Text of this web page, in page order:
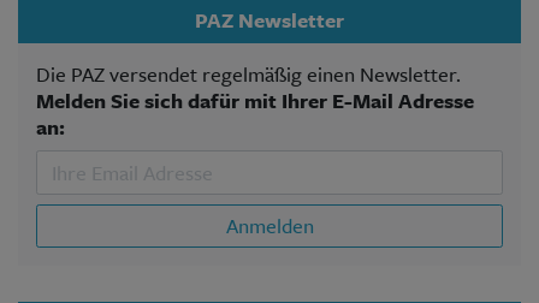
PAZ Newsletter
Die PAZ versendet regelmäßig einen Newsletter.
Melden Sie sich dafür mit Ihrer E-Mail Adresse
an:
Anmelden